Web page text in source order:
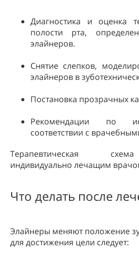
Диагностика и оценка
полости рта,
элайнеров.
Снятие слепков,
элайнеров в
Постановка прозрачных
Рекомендации по
соответствии с
Терапевтическая
индивидуально лечащим
Что делать после
Элайнеры меняют положение
для достижения цели следует: